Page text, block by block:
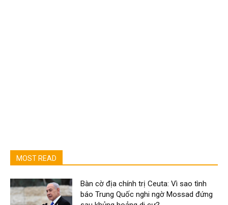
MOST READ
Bàn cờ địa chính trị Ceuta: Vì sao tình
báo Trung Quốc nghi ngờ Mossad đứng